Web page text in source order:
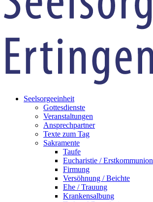
Seelsorgeeinheit
Gottesdienste
Veranstaltungen
Ansprechpartner
Texte zum Tag
Sakramente
Taufe
Eucharistie / Erstkommunion
Firmung
Versöhnung / Beichte
Ehe / Trauung
Krankensalbung